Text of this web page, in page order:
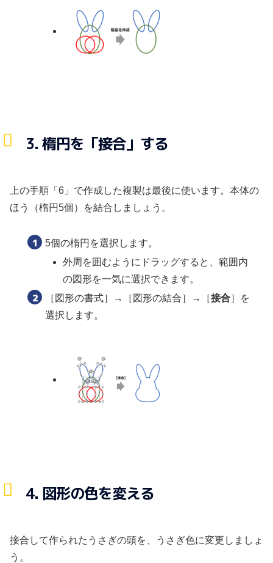
3. 楕円を「接合」する
上の手順「6」で作成した複製は最後に使います。本体の
ほう（楕円5個）を結合しましょう。
5個の楕円を選択します。
外周を囲むようにドラッグすると、範囲内
の図形を一気に選択できます。
［図形の書式］→［図形の結合］→［接合］を
選択します。
4. 図形の色を変える
接合して作られたうさぎの頭を、うさぎ色に変更しましょ
う。